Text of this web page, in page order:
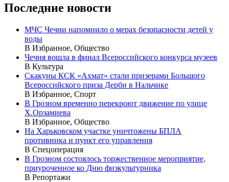
Последние новости
МЧС Чечни напомнило о мерах безопасности детей у
воды
В Избранное, Общество
Чечня вошла в финал Всероссийского конкурса музеев
В Культура
Скакуны КСК «Ахмат» стали призерами Большого
Всероссийского приза Дерби в Нальчике
В Избранное, Спорт
В Грозном временно перекроют движение по улице
Х.Орзамиева
В Избранное, Общество
На Харьковском участке уничтожены БПЛА
противника и пункт его управления
В Спецоперация
В Грозном состоялось торжественное мероприятие,
приуроченное ко Дню физкультурника
В Репортажи